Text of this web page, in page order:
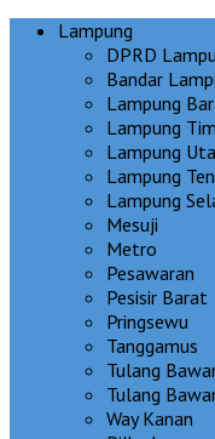
Lampung
DPRD
Bandar
Lampung
Lampung
Lampung
Lampung
Lampung
Mesuji
Metro
Pesawaran
Pesisir Barat
Pringsewu
Tanggamus
Tulang
Tulang
Way Kanan